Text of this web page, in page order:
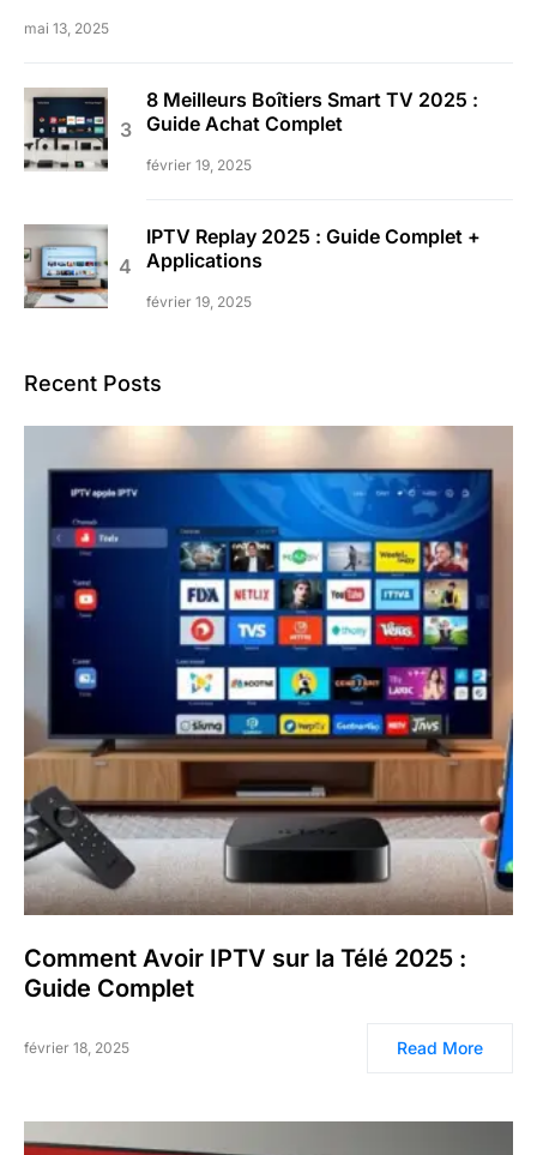
mai 13, 2025
8 Meilleurs Boîtiers Smart TV 2025 :
Guide Achat Complet
février 19, 2025
IPTV Replay 2025 : Guide Complet +
Applications
février 19, 2025
Recent Posts
Comment Avoir IPTV sur la Télé 2025 :
Guide Complet
février 18, 2025 Read More